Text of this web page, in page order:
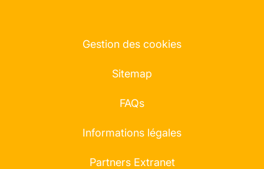
Gestion des cookies
Sitemap
FAQs
Informations légales
Partners Extranet